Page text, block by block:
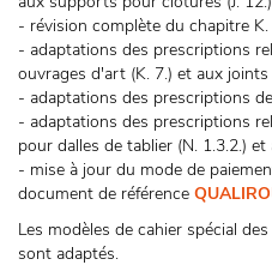
- révision complète du chapitre
- adaptations des prescriptions
ouvrages d'art (K. 7.) et aux joints
- adaptations des prescriptions
- adaptations des prescriptions
pour dalles de tablier (N. 1.3.2.)
- mise à jour du mode de
document de référence
Les modèles de cahier spécial
sont adaptés.